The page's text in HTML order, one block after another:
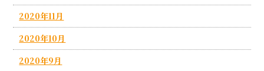
2020年11月
2020年10月
2020年9月